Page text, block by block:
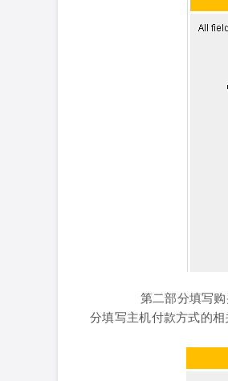
第二部分填写购
分填写主机付款方式的相